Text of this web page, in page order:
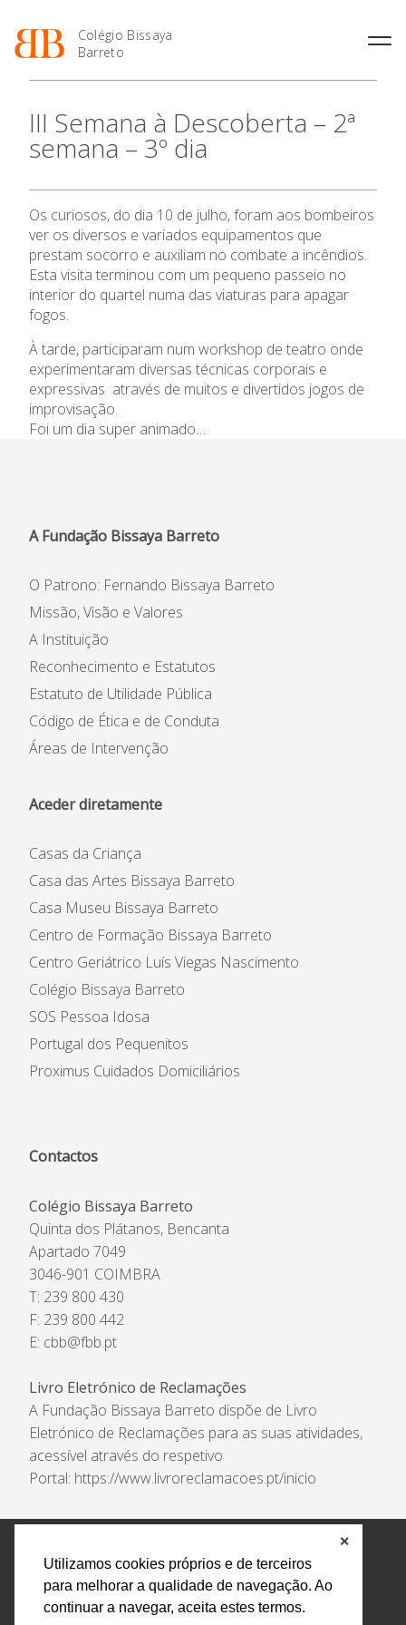
Utilizamos cookies próprios e de terceiros
para melhorar a qualidade de navegação. Ao
continuar a navegar, aceita estes termos.
✕
Colégio Bissaya
Barreto
O Colégio
Projeto Educativo
Organização
Colaboradores Não
Docentes
Instalações
Ofertas de emprego
Regulamentos
Jornal “O Coreto”
Privacidade
Oferta Formativa
Enriquecimento Curricular
Oferta Curricular
Sala de Estudo
Atividades de Interrupção
Letiva
Academia de LínguasEnsino Profissional
Profissionais
Matrículas
Termalismo
Curso de Técnico/a de Apoio
à Família e à Comunidade
Ofertas de Emprego
2027
Calendários
de Educação
SIGE
Secretariado de Exames
Admissão
Informações
Notícias
III Semana à Descoberta – 2ª
semana – 3º dia
Os curiosos, do dia 10 de julho, foram aos bombeiros
ver os diversos e variados equipamentos que
prestam socorro e auxiliam no combate a incêndios.
Esta visita terminou com um pequeno passeio no
interior do quartel numa das viaturas para apagar
fogos.
À tarde, participaram num workshop de teatro onde
experimentaram diversas técnicas corporais e
expressivas através de muitos e divertidos jogos de
improvisação.
Foi um dia super animado…
A Fundação Bissaya Barreto
O Patrono: Fernando Bissaya Barreto
Missão, Visão e Valores
A Instituição
Reconhecimento e Estatutos
Estatuto de Utilidade Pública
Código de Ética e de Conduta
Áreas de Intervenção
Aceder diretamente
Casas da Criança
Casa das Artes Bissaya Barreto
Casa Museu Bissaya Barreto
Centro de Formação Bissaya Barreto
Centro Geriátrico Luís Viegas Nascimento
Colégio Bissaya Barreto
SOS Pessoa Idosa
Portugal dos Pequenitos
Proximus Cuidados Domiciliários
Contactos
Colégio Bissaya Barreto
Quinta dos Plátanos, Bencanta
Apartado 7049
3046-901 COIMBRA
T: 239 800 430
F: 239 800 442
E: cbb@fbb.pt
Livro Eletrónico de Reclamações
A Fundação Bissaya Barreto dispõe de Livro
Eletrónico de Reclamações para as suas atividades,
acessível através do respetivo
Portal: https://www.livroreclamacoes.pt/inicio
Política de Privacidade e Tratamento de Dados
Encarregado de Proteção de Dados
Livro Eletrónico
de Reclamações
Canal de Denúncias
Todos os direitos reservados Design by AM. Developed by